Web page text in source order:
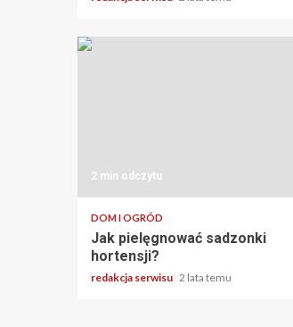
2 min odczytu
DOM I OGRÓD
Jak pielęgnować sadzonki
hortensji?
redakcja serwisu 2 lata temu